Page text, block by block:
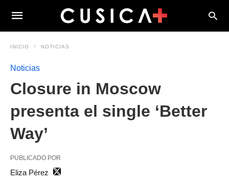
INICIO NOTICIAS
Noticias
Closure in Moscow
presenta el single ‘Better
Way’
PUBLICADO POR
Eliza Pérez